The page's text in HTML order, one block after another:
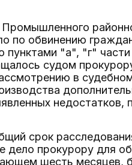
по обвинению
пунктами "а", "г"
судом
в
срок
дело прокурору для
шесть месяцев,